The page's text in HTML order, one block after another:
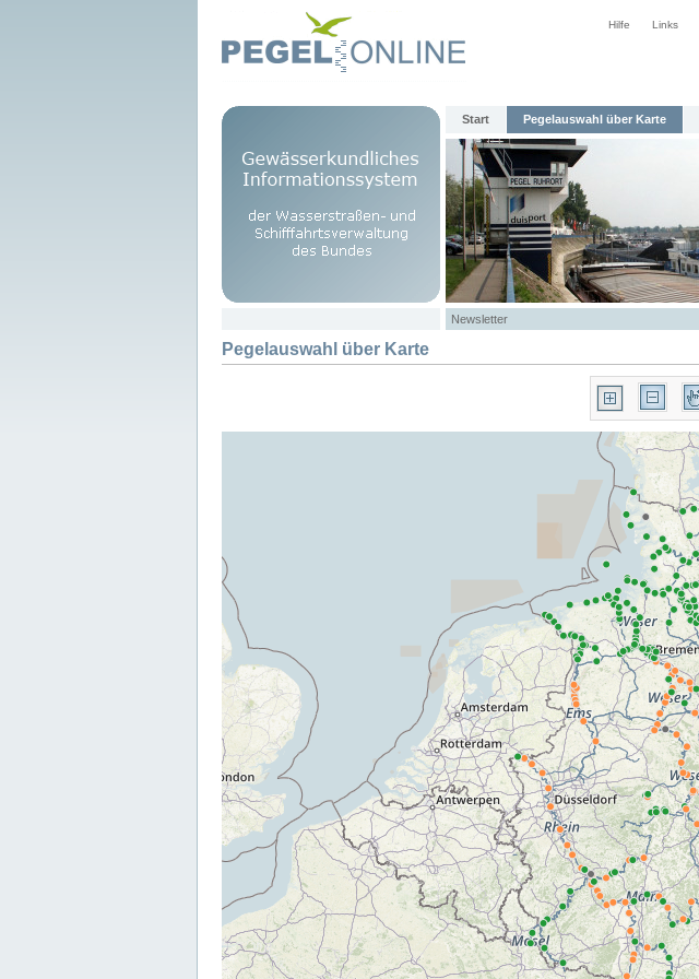
Hilfe Links
Start Pegelauswahl über Karte
Newsletter
Pegelauswahl über Karte